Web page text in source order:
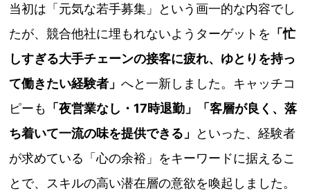
当初は「元気な若手募集」という画一的な内容でし
たが、競合他社に埋もれないようターゲットを 「忙
しすぎる大手チェーンの接客に疲れ、ゆとりを持っ
て働きたい経験者」へと一新しました。キャッチコ
ピーも 「夜営業なし・17時退勤」「客層が良く、落
ち着いて一流の味を提供できる」
といった、経験者
が求めている「心の余裕」をキーワードに据えるこ
とで、スキルの高い潜在層の意欲を喚起しました。